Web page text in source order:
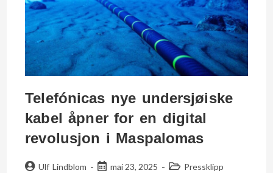
Telefónicas nye undersjøiske
kabel åpner for en digital
revolusjon i Maspalomas
Ulf Lindblom mai 23, 2025 Pressklipp